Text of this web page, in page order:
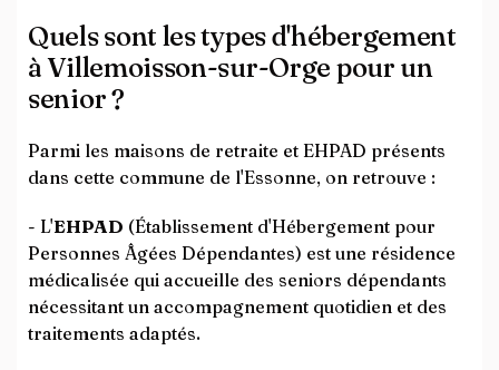
Quels sont les types d'hébergement
à Villemoisson-sur-Orge pour un
senior ?
Parmi les maisons de retraite et EHPAD présents
dans cette commune de l'Essonne, on retrouve :
- L'EHPAD (Établissement d'Hébergement pour
Personnes Âgées Dépendantes) est une résidence
médicalisée qui accueille des seniors dépendants
nécessitant un accompagnement quotidien et des
traitements adaptés.